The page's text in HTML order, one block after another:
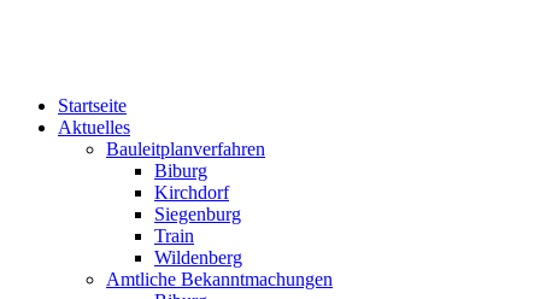
Startseite
Aktuelles
Bauleitplanverfahren
Biburg
Kirchdorf
Siegenburg
Train
Wildenberg
Amtliche Bekanntmachungen